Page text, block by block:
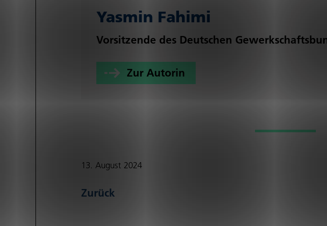
Yasmin Fahimi
Vorsitzende des Deutschen
Zur Autorin
13. August 2024
Zurück